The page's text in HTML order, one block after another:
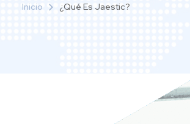
Inicio ¿Qué Es Jaestic?